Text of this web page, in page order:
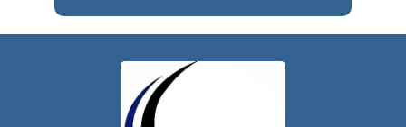
Preço
Restauração de Piso de Concreto
Polimento do Concreto
Serviço de Polimento de Concreto
Restauração de Pisos Industriais